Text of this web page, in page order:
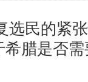
选民的紧
腊是否